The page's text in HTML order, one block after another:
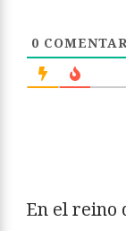
0
En el reino